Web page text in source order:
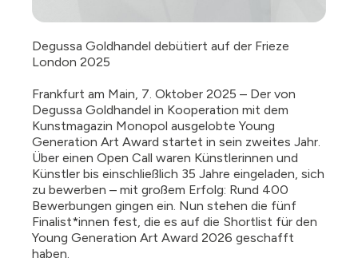
Degussa Goldhandel debütiert auf der Frieze
London 2025
Frankfurt am Main, 7. Oktober 2025 – Der von
Degussa Goldhandel in Kooperation mit dem
Kunstmagazin Monopol ausgelobte Young
Generation Art Award startet in sein zweites Jahr.
Über einen Open Call waren Künstlerinnen und
Künstler bis einschließlich 35 Jahre eingeladen, sich
zu bewerben – mit großem Erfolg: Rund 400
Bewerbungen gingen ein. Nun stehen die fünf
Finalist*innen fest, die es auf die Shortlist für den
Young Generation Art Award 2026 geschafft
haben.